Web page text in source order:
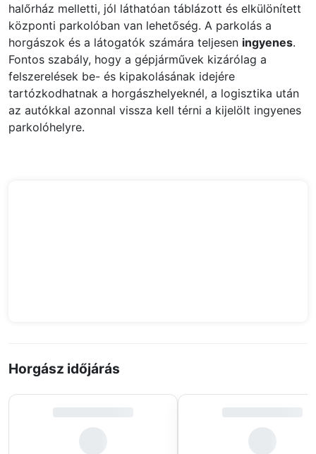
halőrház melletti, jól láthatóan táblázott és elkülönített
központi parkolóban van lehetőség. A parkolás a
horgászok és a látogatók számára teljesen ingyenes.
Fontos szabály, hogy a gépjárművek kizárólag a
felszerelések be- és kipakolásának idejére
tartózkodhatnak a horgászhelyeknél, a logisztika után
az autókkal azonnal vissza kell térni a kijelölt ingyenes
parkolóhelyre.
Horgász időjárás